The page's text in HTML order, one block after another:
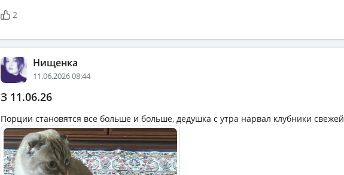
2
Нищенка
11.06.2026 08:44
З 11.06.26
Порции становятся все больше и больше, дедушка с утра нарвал клубники свежей